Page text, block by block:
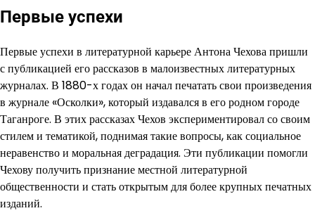
Первые успехи
Первые успехи в литературной карьере Антона Чехова пришли
с публикацией его рассказов в малоизвестных литературных
журналах. В 1880-х годах он начал печатать свои произведения
в журнале «Осколки», который издавался в его родном городе
Таганроге. В этих рассказах Чехов экспериментировал со своим
стилем и тематикой, поднимая такие вопросы, как социальное
неравенство и моральная деградация. Эти публикации помогли
Чехову получить признание местной литературной
общественности и стать открытым для более крупных печатных
изданий.